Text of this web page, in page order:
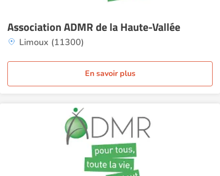
Association ADMR de la Haute-Vallée
Limoux (11300)
En savoir plus